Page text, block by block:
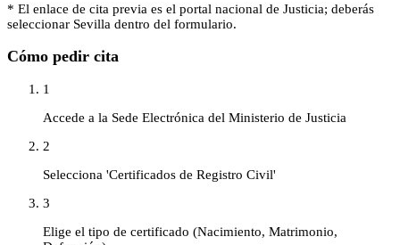
* El enlace de cita previa es el portal nacional de Justicia; deberás
seleccionar Sevilla dentro del formulario.
Cómo pedir cita
1
Accede a la Sede Electrónica del Ministerio de Justicia
2
Selecciona 'Certificados de Registro Civil'
3
Elige el tipo de certificado (Nacimiento, Matrimonio,